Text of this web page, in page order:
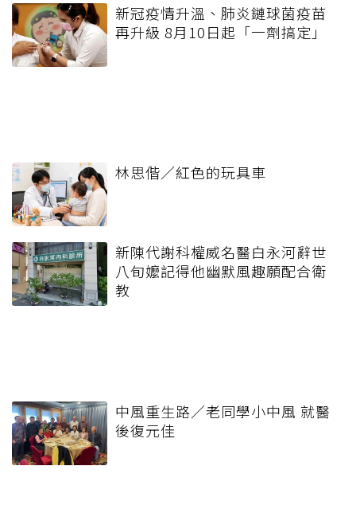
新冠疫情升溫、肺炎鏈球菌疫苗
再升級 8月10日起「一劑搞定」
林思偕／紅色的玩具車
新陳代謝科權威名醫白永河辭世
八旬嬤記得他幽默風趣願配合衛
教
中風重生路／老同學小中風 就醫
後復元佳